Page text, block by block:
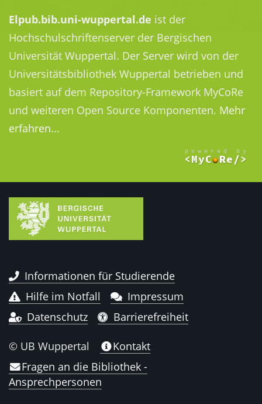
Elpub.bib.uni-wuppertal.de ist der
Hochschulschriftenserver der Bergischen
Universität Wuppertal. Der Server wird von der
Universitätsbibliothek Wuppertal betrieben und
basiert auf dem Repository-Framework MyCoRe
und weiteren Open Source Komponenten. Mehr
erfahren...
Informationen für Studierende
Hilfe im Notfall
Impressum
Datenschutz
Barrierefreiheit
© UB Wuppertal
Kontakt
Fragen an die Bibliothek -
Ansprechpersonen